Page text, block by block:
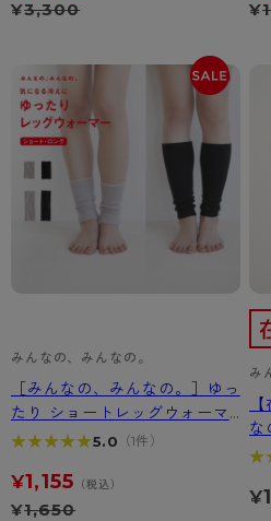
¥3,300 ¥
みんなの、みんなの。
［みんなの、みんなの。］ゆっ
たり ショートレッグウォーマ
ー 17cm丈
★★★★★
★★★★★5.0 （1件）
¥1,155 （税込）
¥1,650
み
な
ボ
¥